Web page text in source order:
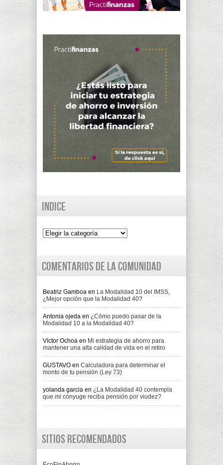
Indice
Indice
Comentarios de la comunidad
Beatriz Gamboa en La Modalidad 10 del IMSS,
¿Mejor opción que la Modalidad 40?
Antonia ojeda en ¿Cómo puedo pasar de la
Modalidad 10 a la Modalidad 40?
Víctor Ochoa en Mi estrategia de ahorro para
mantener una alta calidad de vida en el retiro
GUSTAVO en Calculadora para determinar el
monto de tu pensión (Ley 73)
yolanda garcia en ¿La Modalidad 40 contempla
que mi cónyuge reciba pensión por viudez?
Sitios recomendados